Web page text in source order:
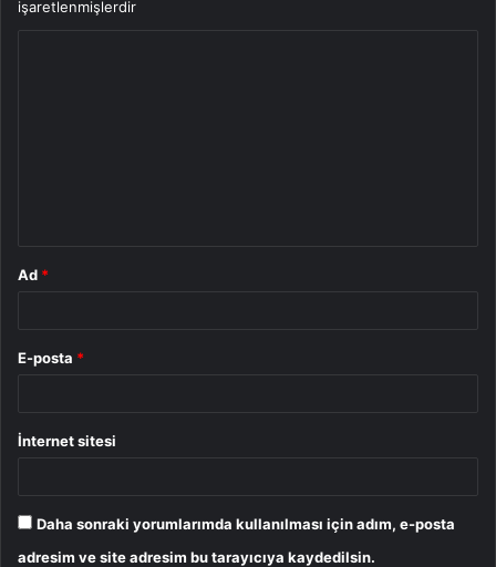
işaretlenmişlerdir
Ad *
E-posta *
İnternet sitesi
Daha sonraki yorumlarımda kullanılması için adım, e-posta
adresim ve site adresim bu tarayıcıya kaydedilsin.